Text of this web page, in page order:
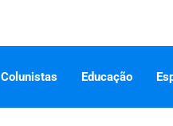
Colunistas Educação